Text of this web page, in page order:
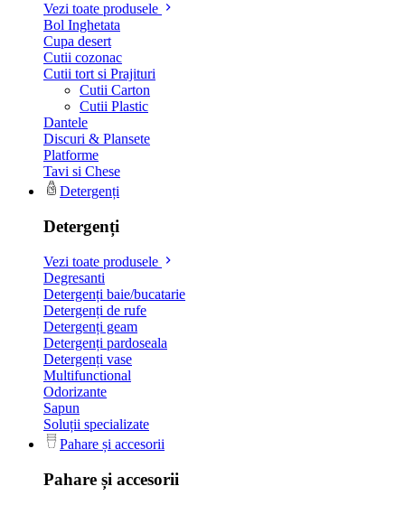
Vezi toate produsele
Bol Inghetata
Cupa desert
Cutii cozonac
Cutii tort si Prajituri
Cutii Carton
Cutii Plastic
Dantele
Discuri & Plansete
Platforme
Tavi si Chese
Detergenți
Detergenți
Vezi toate produsele
Degresanti
Detergenți baie/bucatarie
Detergenți de rufe
Detergenți geam
Detergenți pardoseala
Detergenți vase
Multifunctional
Odorizante
Sapun
Soluții specializate
Pahare și accesorii
Pahare și accesorii